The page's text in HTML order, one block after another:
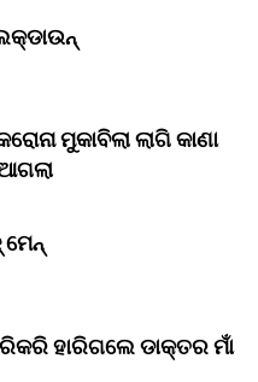
ମୁକାବିଲା ଲାଗି କାଣା
ହାରିଗଲେ ଡାକ୍ତର ମାଁ